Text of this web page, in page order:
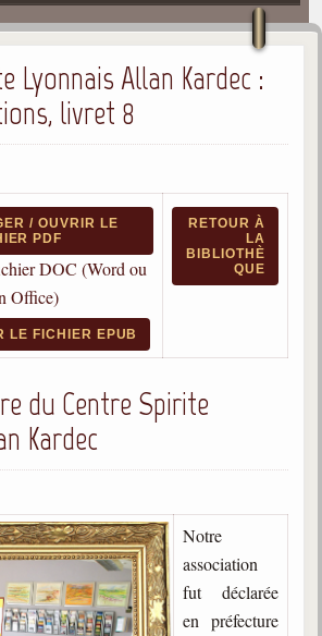
spirites
Lyonnais Allan Kardec :
livret 8
/ OUVRIR LE
PDF
DOC (Word ou
Office)
LE FICHIER EPUB
RETOUR À
LA
BIBLIOTHÈ
QUE
du Centre Spirite
Kardec
Notre
association
fut déclarée
en préfecture